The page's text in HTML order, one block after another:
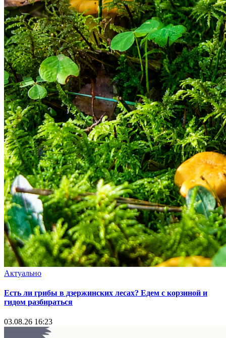
Актуально
Есть ли грибы в дзержинских лесах? Едем с корзиной и
гидом разбираться
03.08.26 16:23